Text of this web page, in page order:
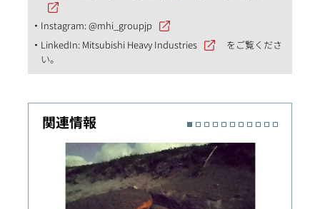
Instagram:@mhi_groupjp
LinkedIn: Mitsubishi Heavy Industries
をご覧くださ
い。
関連情報